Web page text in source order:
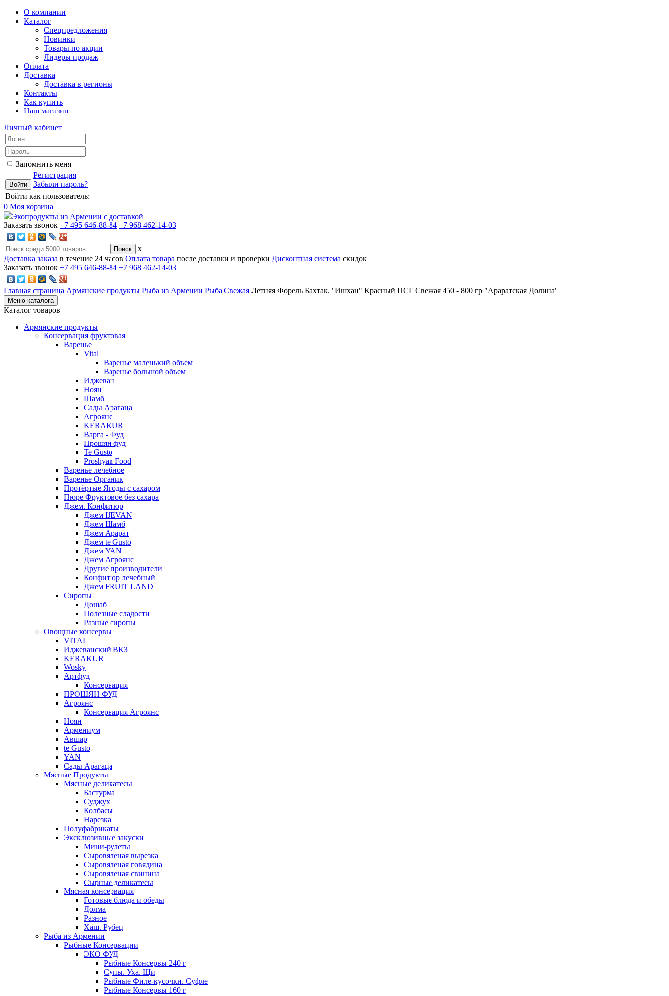
О компании
Каталог
Спецпредложения
Новинки
Товары по акции
Лидеры продаж
Оплата
Доставка
Доставка в регионы
Контакты
Как купить
Наш магазин
Личный кабинет
Запомнить меня
Регистрация
Забыли пароль?
Войти как пользователь:
0 Моя корзина
Экопродукты из Армении с доставкой
Заказать звонок +7 495 646-88-84 +7 968 462-14-03
x
Доставка заказа в течение 24 часов Оплата товара после доставки и проверки Дисконтная система скидок
Заказать звонок +7 495 646-88-84 +7 968 462-14-03
Главная страница Армянские продукты Рыба из Армении Рыба Свежая Летняя Форель Бахтак. "Ишхан" Красный ПСГ Свежая 450 - 800 гр "Араратская Долина"
Меню каталога
Каталог товаров
Армянские продукты
Консервация фруктовая
Варенье
Vital
Варенье маленький объем
Варенье большой объем
Иджеван
Ноян
Шамб
Сады Арагаца
Агроянс
KERAKUR
Варга - Фуд
Прошян фуд
Te Gusto
Proshyan Food
Варенье лечебное
Варенье Органик
Протёртые Ягоды с сахаром
Пюре Фруктовое без сахара
Джем. Конфитюр
Джем IJEVAN
Джем Шамб
Джем Арарат
Джем te Gusto
Джем YAN
Джем Агроянс
Другие производители
Конфитюр лечебный
Джем FRUIT LAND
Сиропы
Дошаб
Полезные сладости
Разные сиропы
Овощные консервы
VITAL
Иджеванский ВКЗ
KERAKUR
Wosky
Артфуд
Консервация
ПРОШЯН ФУД
Агроянс
Консервация Агроянс
Ноян
Армениум
Авшар
te Gusto
YAN
Сады Арагаца
Мясные Продукты
Мясные деликатесы
Бастурма
Суджух
Колбасы
Нарезка
Полуфабрикаты
Эксклюзивные закуски
Мини-рулеты
Сыровяленая вырезка
Сыровяленая говядина
Сыровяленая свинина
Сырные деликатесы
Мясная консервация
Готовые блюда и обеды
Долма
Разное
Хаш. Рубец
Рыба из Армении
Рыбные Консервации
ЭКО ФУД
Рыбные Консервы 240 г
Супы. Уха. Щи
Рыбные Филе-кусочки. Суфле
Рыбные Консервы 160 г